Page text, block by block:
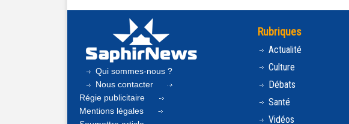
Qui sommes-nous ?
Nous contacter
Régie publicitaire
Mentions légales
Rubriques
Actualité
Culture
Débats
Santé
Vidéos